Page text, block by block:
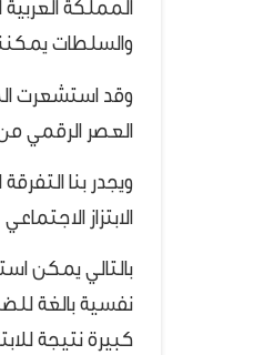
المملكة
والسلطات
وقد استشعرت
العصر الرقمي من
ويجدر بنا التفرقة
الابتزاز الاجتماعي
بالتالي يمكن
نفسية بالغة
كبيرة نتيجة